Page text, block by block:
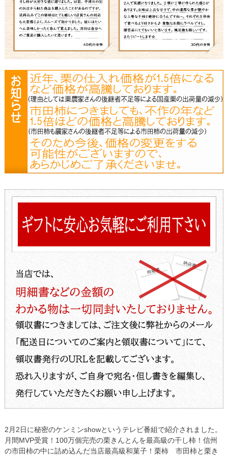
2月2日に秘密のケンミンshowというテレビ番組で紹介されました。
月間MVP受賞！100万個完売の栗きんとんを最高級の干し柿！信州
の市田柿の中に詰め込んだ当店最高級和菓子！栗柿 市田柿と栗き